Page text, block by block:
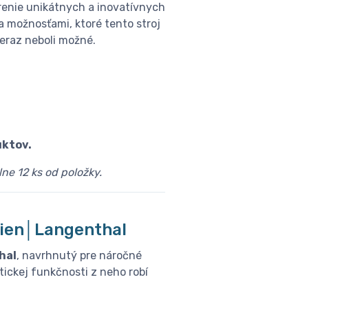
unikátnych a inovatívnych
možnosťami, ktoré tento stroj
neboli možné.
12 ks od položky.
, navrhnutý pre náročné
funkčnosti z neho robí